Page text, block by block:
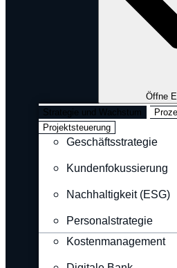
Öffne
Strategie und Wachstum
Projektsteuerung
Geschäftsstrategie
Kundenfokussierung
Nachhaltigkeit (ESG)
Personalstrategie
Kostenmanagement